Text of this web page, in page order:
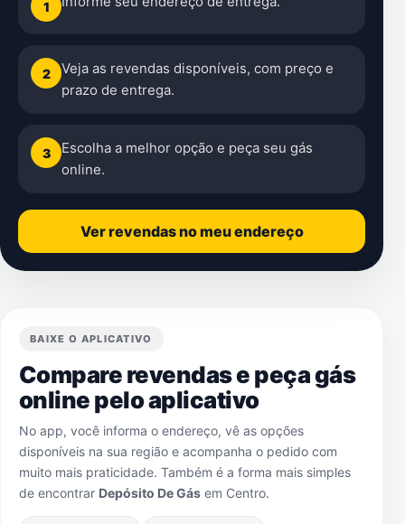
1
2
Veja as revendas disponíveis, com preço e
prazo de entrega.
3
Escolha a melhor opção e peça seu gás
online.
Ver revendas no meu endereço
BAIXE O APLICATIVO
Compare revendas e peça gás
online pelo aplicativo
No app, você informa o endereço, vê as opções
disponíveis na sua região e acompanha o pedido com
muito mais praticidade. Também é a forma mais simples
de encontrar Depósito De Gás em Centro.